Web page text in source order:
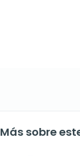
Más sobre